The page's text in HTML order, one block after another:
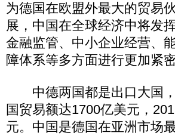
为德国在欧盟外最大的贸易
展，中国在全球经济中将发
金融监管、中小企业经营、
障体系等多方面进行更加紧
中德两国都是出口大国，
国贸易额达1700亿美元，
元。中国是德国在亚洲市场